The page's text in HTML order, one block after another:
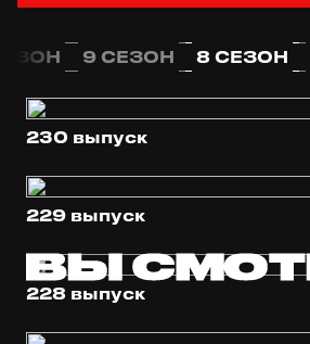
9 СЕЗОН 8 СЕЗОН
230 выпуск
229 выпуск
228 выпуск